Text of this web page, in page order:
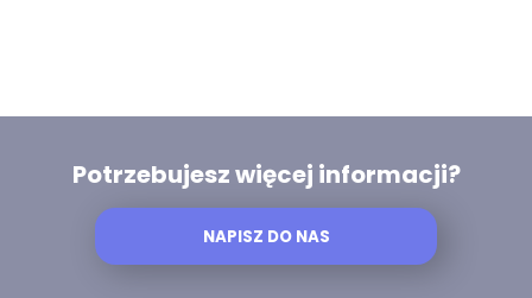
Potrzebujesz więcej informacji?
NAPISZ DO NAS